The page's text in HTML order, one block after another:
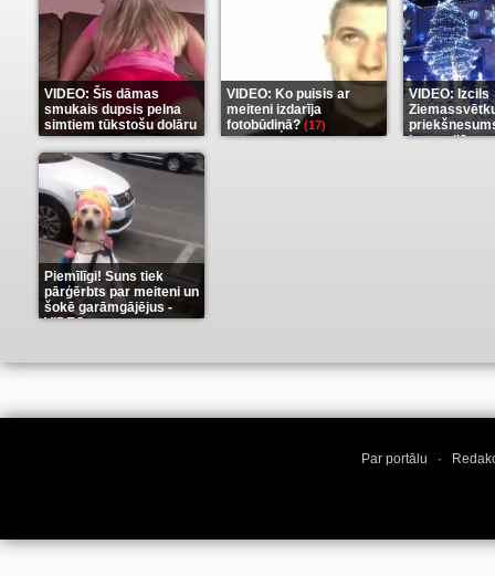
VIDEO: Šīs dāmas
smukais dupsis pelna
simtiem tūkstošu dolāru
(9)
VIDEO: Ko puisis ar
meiteni izdarīja
fotobūdiņā?(17)
VIDEO: Izcils
karu stilā(7)
Piemīlīgi! Suns tiek
pārģērbts par meiteni un
šokē garāmgājējus -
VIDEO(8)
Par portālu ·